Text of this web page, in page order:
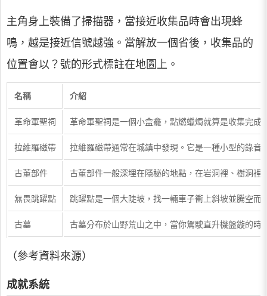
主角身上裝備了掃描器，當接近收集品時會出現蜂
鳴，越是接近信號越強。當解放一個省後，收集品的
位置會以？號的形式標註在地圖上。
名稱 介紹
革命軍聖祠 革命軍聖祠是一個小盒龕，點燃蠟燭就算是收集完
拉維羅磁帶 拉維羅磁帶通常在城鎮中發現。它是一種小型的錄
古董部件 古董部件一般深埋在隱秘的地點，在岩洞裡、樹洞
無畏跳躍點 跳躍點是一個大陡坡，找一輛車子衝上斜坡並騰空
古墓 古墓分布於山野荒山之中，當你駕駛直升機盤鏇的時
（參考資料來源）
成就系統